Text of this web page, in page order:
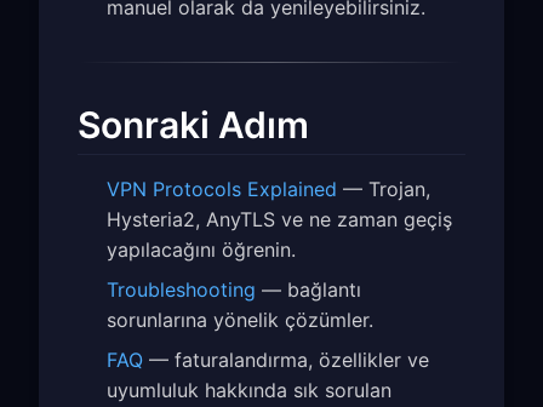
manuel olarak da yenileyebilirsiniz.
Sonraki Adım
VPN Protocols Explained — Trojan,
Hysteria2, AnyTLS ve ne zaman geçiş
yapılacağını öğrenin.
Troubleshooting — bağlantı
sorunlarına yönelik çözümler.
FAQ — faturalandırma, özellikler ve
uyumluluk hakkında sık sorulan